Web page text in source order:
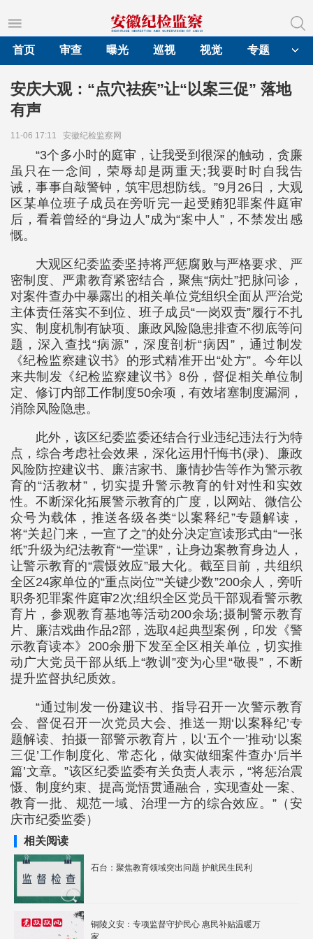
首页
审查 曝光 巡视 视觉 专题
安庆大观：“点穴祛疾”让“以案三促” 落地
有声
11-06 17:11 安徽纪检监察网
“3个多小时的庭审，让我受到很深的触动，贪廉
虽只在一念间，荣辱却是两重天;我要时时自我告
诫，事事自敲警钟，筑牢思想防线。”9月26日，大观
区某单位班子成员在旁听完一起受贿犯罪案件庭审
后，看着曾经的“身边人”成为“案中人”，不禁发出感
慨。
大观区纪委监委坚持将严惩腐败与严格要求、严
密制度、严肃教育紧密结合，聚焦“病灶”把脉问诊，
对案件查办中暴露出的相关单位党组织全面从严治党
主体责任落实不到位、班子成员“一岗双责”履行不扎
实、制度机制有缺项、廉政风险隐患排查不彻底等问
题，深入查找“病源”，深度剖析“病因”，通过制发
《纪检监察建议书》的形式精准开出“处方”。今年以
来共制发《纪检监察建议书》8份，督促相关单位制
定、修订内部工作制度50余项，有效堵塞制度漏洞，
消除风险隐患。
此外，该区纪委监委还结合行业违纪违法行为特
点，综合考虑社会效果，深化运用忏悔书(录)、廉政
风险防控建议书、廉洁家书、廉情抄告等作为警示教
育的“活教材”，切实提升警示教育的针对性和实效
性。不断深化拓展警示教育的广度，以网站、微信公
众号为载体，推送各级各类“以案释纪”专题解读，
将“关起门来，一宣了之”的处分决定宣读形式由“一张
纸”升级为纪法教育“一堂课”，让身边案教育身边人，
让警示教育的“震慑效应”最大化。截至目前，共组织
全区24家单位的“重点岗位”“关键少数”200余人，旁听
职务犯罪案件庭审2次;组织全区党员干部观看警示教
育片，参观教育基地等活动200余场;摄制警示教育
片、廉洁戏曲作品2部，选取4起典型案例，印发《警
示教育读本》200余册下发至全区相关单位，切实推
动广大党员干部从纸上“教训”变为心里“敬畏”，不断
提升监督执纪质效。
“通过制发一份建议书、指导召开一次警示教育
会、督促召开一次党员大会、推送一期‘以案释纪’专
题解读、拍摄一部警示教育片，以‘五个一’推动‘以案
三促’工作制度化、常态化，做实做细案件查办‘后半
篇’文章。”该区纪委监委有关负责人表示，“将惩治震
慑、制度约束、提高觉悟贯通融合，实现查处一案、
教育一批、规范一域、治理一方的综合效应。”（安
庆市纪委监委）
相关阅读
石台：聚焦教育领域突出问题 护航民生民利
铜陵义安：专项监督守护民心 惠民补贴温暖万
家